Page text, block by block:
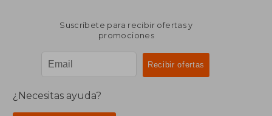
Suscríbete para recibir ofertas y
promociones
¿Necesitas ayuda?